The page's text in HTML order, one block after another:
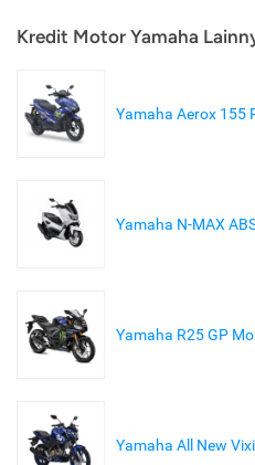
Kredit Motor Yamaha
Yamaha Aerox 155
Yamaha N-MAX
Yamaha R25 GP
Yamaha All New